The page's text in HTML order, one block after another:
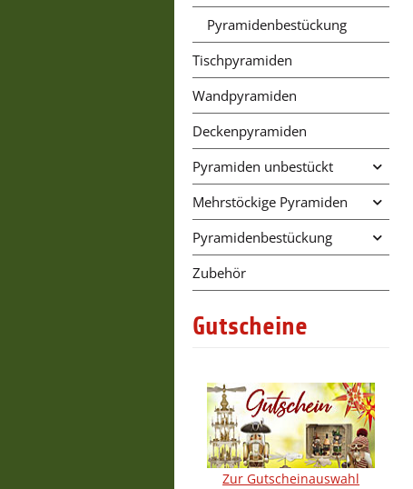
Pyramidenbestückung
Tischpyramiden
Wandpyramiden
Deckenpyramiden
Pyramiden unbestückt
Mehrstöckige Pyramiden
Pyramidenbestückung
Zubehör
Gutscheine
Zur Gutscheinauswahl